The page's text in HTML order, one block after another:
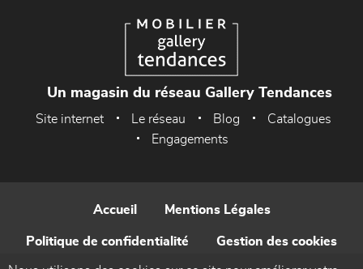
Un magasin du réseau Gallery Tendances
Site internet Le réseau Blog
Catalogues
Engagements
Accueil Mentions Légales
Politique de confidentialité Gestion des cookies